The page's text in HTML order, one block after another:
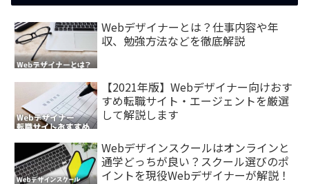
Webデザイナーとは？仕事内容や年
収、勉強方法などを徹底解説
【2021年版】Webデザイナー向けおす
すめ転職サイト・エージェントを厳選
して解説します
Webデザインスクールはオンラインと
通学どっちが良い？スクール選びのポ
イントを現役Webデザイナーが解説！